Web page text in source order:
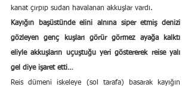
kanat çırpıp sudan havalanan akkuşlar vardı.
Kayığın başüstünde elini alnına siper etmiş denizi
gözleyen genç kuşları görür görmez ayağa kalktı
eliyle akkuşların uçuştuğu yeri göstererek reise yalı
gel diye işaret etti…
Reis dümeni iskeleye (sol tarafa) basarak kayığın